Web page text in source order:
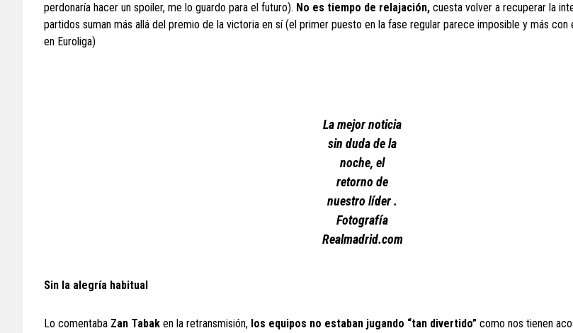
perdonaría hacer un spoiler, me lo guardo para el futuro). No es tiempo de relajación, cuesta volver a recuperar la
partidos suman más allá del premio de la victoria en sí (el primer puesto en la fase regular parece imposible y más con
en Euroliga)
La mejor noticia
sin duda de la
noche, el
retorno de
nuestro líder .
Fotografía
Realmadrid.com
Sin la alegría habitual
Lo comentaba Zan Tabak en la retransmisión, los equipos no estaban jugando “tan divertido” como nos tienen